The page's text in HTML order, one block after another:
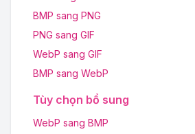
BMP sang PNG
PNG sang GIF
WebP sang GIF
BMP sang WebP
Tùy chọn bổ sung
WebP sang BMP